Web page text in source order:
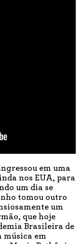
em uma
nos EUA, para
um dia se
tomou outro
um
que hoje
Brasileira de
música em